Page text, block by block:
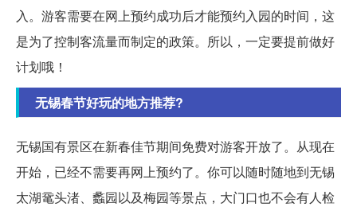
入。游客需要在网上预约成功后才能预约入园的时间，这
是为了控制客流量而制定的政策。所以，一定要提前做好
计划哦！
无锡春节好玩的地方推荐?
无锡国有景区在新春佳节期间免费对游客开放了。从现在
开始，已经不需要再网上预约了。你可以随时随地到无锡
太湖鼋头渚、蠡园以及梅园等景点，大门口也不会有人检